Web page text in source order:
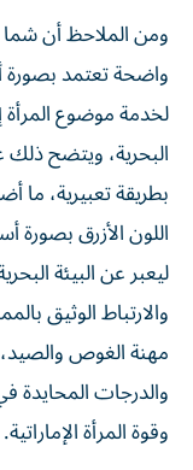
ومن الملاحظ أن
واضحة تعتمد بصورة
لخدمة موضوع المرأة
البحرية، ويتضح
بطريقة تعبيرية، ما
اللون الأزرق بصورة
ليعبر عن البيئة
والارتباط الوثيق
مهنة الغوص
والدرجات المحايدة
وقوة المرأة الإماراتية.